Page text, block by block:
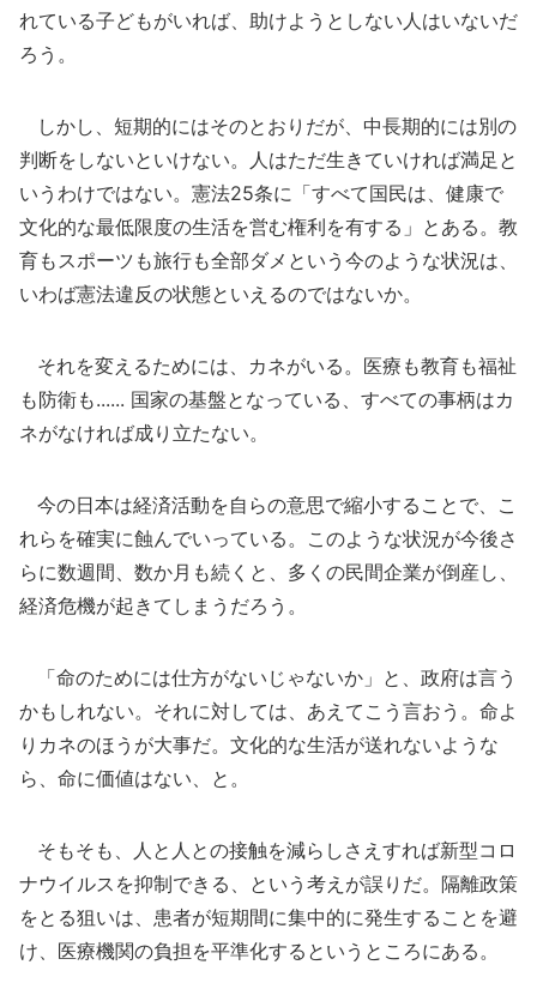
れている子どもがいれば、助けようとしない人はいないだ
ろう。
しかし、短期的にはそのとおりだが、中長期的には別の
判断をしないといけない。人はただ生きていければ満足と
いうわけではない。憲法25条に「すべて国民は、健康で
文化的な最低限度の生活を営む権利を有する」とある。教
育もスポーツも旅行も全部ダメという今のような状況は、
いわば憲法違反の状態といえるのではないか。
それを変えるためには、カネがいる。医療も教育も福祉
も防衛も...... 国家の基盤となっている、すべての事柄はカ
ネがなければ成り立たない。
今の日本は経済活動を自らの意思で縮小することで、こ
れらを確実に蝕んでいっている。このような状況が今後さ
らに数週間、数か月も続くと、多くの民間企業が倒産し、
経済危機が起きてしまうだろう。
「命のためには仕方がないじゃないか」と、政府は言う
かもしれない。それに対しては、あえてこう言おう。命よ
りカネのほうが大事だ。文化的な生活が送れないような
ら、命に価値はない、と。
そもそも、人と人との接触を減らしさえすれば新型コロ
ナウイルスを抑制できる、という考えが誤りだ。隔離政策
をとる狙いは、患者が短期間に集中的に発生することを避
け、医療機関の負担を平準化するというところにある。